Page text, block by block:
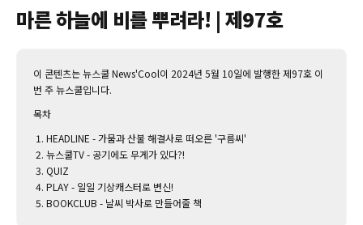
마른 하늘에 비를 뿌려라! | 제97호
이 콘텐츠는 뉴스쿨 News'Cool이 2024년 5월 10일에 발행한 제97호 이
번 주 뉴스쿨입니다.‌
목차
HEADLINE - 가뭄과 산불 해결사로 떠오른 '구름씨'
뉴스쿨TV - 공기에도 무게가 있다?!
QUIZ
PLAY - 일일 기상캐스터로 변신!
BOOKCLUB - 날씨 박사로 만들어줄 책